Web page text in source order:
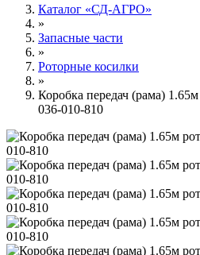
»
Каталог «СД-АГРО»
»
Запасные части
»
Роторные косилки
»
Коробка передач (рама)